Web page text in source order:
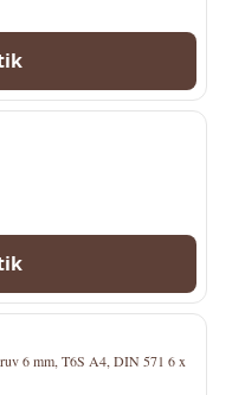
6 mm, T6S A4, DIN 571 6 x